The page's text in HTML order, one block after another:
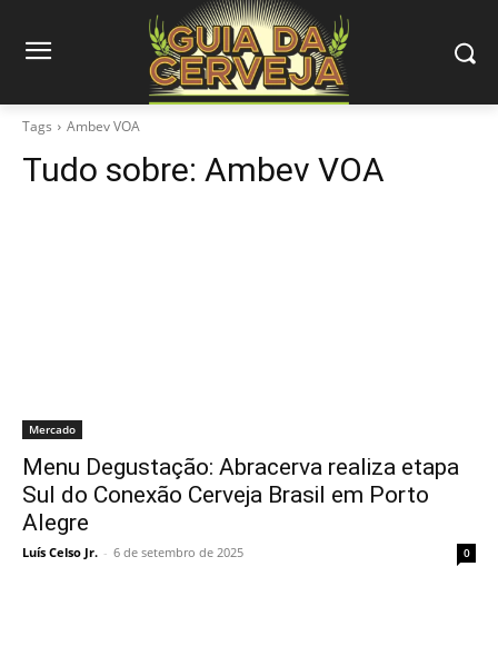
Tags Ambev VOA
Tudo sobre: Ambev VOA
Mercado
Menu Degustação: Abracerva realiza etapa
Sul do Conexão Cerveja Brasil em Porto
Alegre
Luís Celso Jr. - 6 de setembro de 2025 0